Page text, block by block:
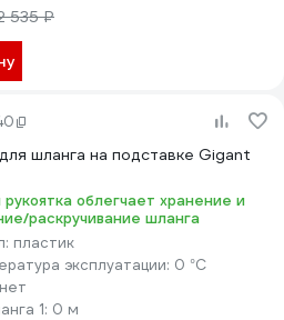
535 ₽
шланга на подставке Gigant
облегчает хранение и
раскручивание шланга
пластик
эксплуатации: 0 °С
нет
1: 0 м